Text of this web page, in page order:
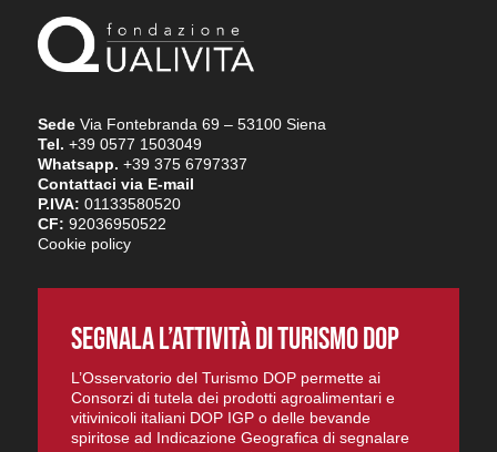
SedeVia Fontebranda 69 – 53100 Siena
Tel. +39 0577 1503049
Whatsapp. +39 375 6797337
Contattaci via E-mail
P.IVA: 01133580520
CF: 92036950522
Cookie policy
SEGNALA L’ATTIVITÀ DI TURISMO DOP
L’Osservatorio del Turismo DOP permette ai
Consorzi di tutela dei prodotti agroalimentari e
vitivinicoli italiani DOP IGP o delle bevande
spiritose ad Indicazione Geografica di segnalare